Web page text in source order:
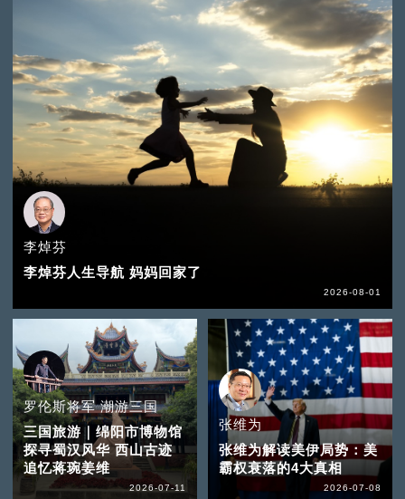
李焯芬
李焯芬人生导航 妈妈回家了
2026-08-01
罗伦斯将军 潮游三国
三国旅游｜绵阳市博物馆
探寻蜀汉风华 西山古迹
追忆蒋琬姜维
2026-07-11
张维为
张维为解读美伊局势：美
霸权衰落的4大真相
2026-07-08